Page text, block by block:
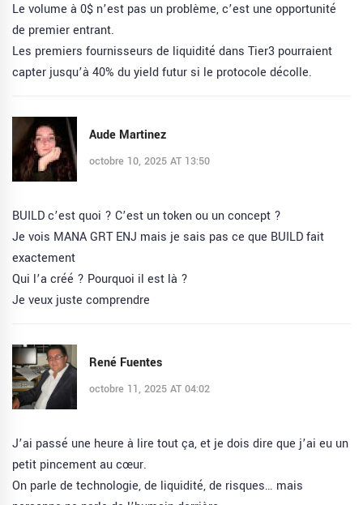
Le volume à 0$ n’est pas un problème, c’est une opportunité
de premier entrant.
Les premiers fournisseurs de liquidité dans Tier3 pourraient
capter jusqu’à 40% du yield futur si le protocole décolle.
Aude Martinez
octobre 10, 2025 AT 13:50
BUILD c’est quoi ? C’est un token ou un concept ?
Je vois MANA GRT ENJ mais je sais pas ce que BUILD fait
exactement
Qui l’a créé ? Pourquoi il est là ?
Je veux juste comprendre
René Fuentes
octobre 11, 2025 AT 04:02
J’ai passé une heure à lire tout ça, et je dois dire que j’ai eu un
petit pincement au cœur.
On parle de technologie, de liquidité, de risques… mais